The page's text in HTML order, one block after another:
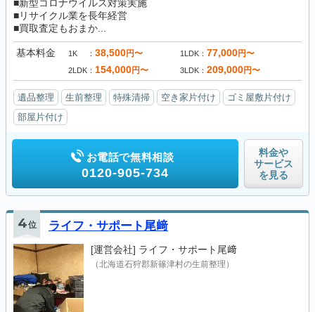
■新型コロナウイルス対策実施
■リサイクル業を長年経営
■買取査定もおまか...
基本料金 1K 38,500円〜 1LDK 77,000円〜
2LDK 154,000円〜 3LDK 209,000円〜
遺品整理 生前整理 特殊清掃 空き家片付け
ゴミ屋敷片付け
部屋片付け
お電話で無料相談
0120-905-734
料金や
サービス
を見る
4位 ライフ・サポート尾﨑
[運営会社] ライフ・サポート尾﨑
（北海道石狩郡新篠津村の生前整理）